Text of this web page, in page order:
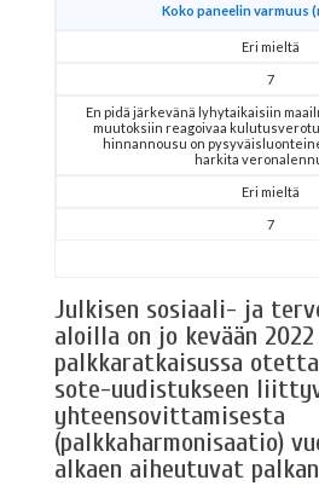
Koko paneelin varmuus
Eri mieltä
7
En pidä järkevänä lyhytaikaisiin
muutoksiin reagoivaa
hinnannousu on
harkita
Eri mieltä
7
Julkisen sosiaali- ja
aloilla on jo kevään 2022
palkkaratkaisussa
sote-uudistukseen
yhteensovittamisesta
(palkkaharmonisaatio)
alkaen aiheutuvat